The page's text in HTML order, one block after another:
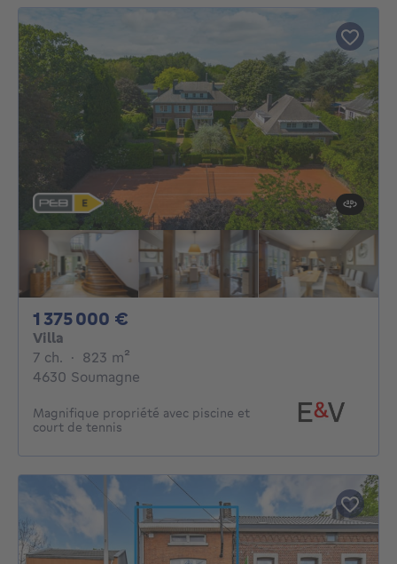
1 375 000 €
Villa
7 ch. 7 chambres
· 823 m²
4630 Soumagne
Magnifique propriété avec piscine et
court de tennis